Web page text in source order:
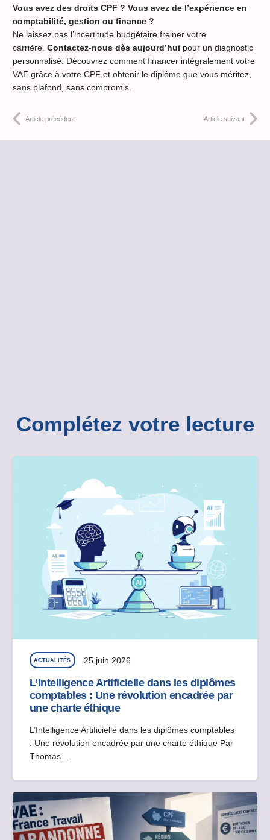
Vous avez des droits CPF ? Vous avez de l’expérience en
comptabilité, gestion ou finance ?
Ne laissez pas l’incertitude budgétaire freiner votre
carrière. Contactez-nous dès aujourd’hui pour un diagnostic
personnalisé. Découvrez comment financer intégralement votre
VAE grâce à votre CPF et obtenir le diplôme que vous méritez,
sans plafond, sans compromis.
Article précédent Article suivant
Complétez votre lecture
ACTUALITÉS 25 juin 2026
L’Intelligence Artificielle dans les diplômes
comptables : Une révolution encadrée par
une charte éthique
L’Intelligence Artificielle dans les diplômes comptables
: Une révolution encadrée par une charte éthique Par
Thomas…